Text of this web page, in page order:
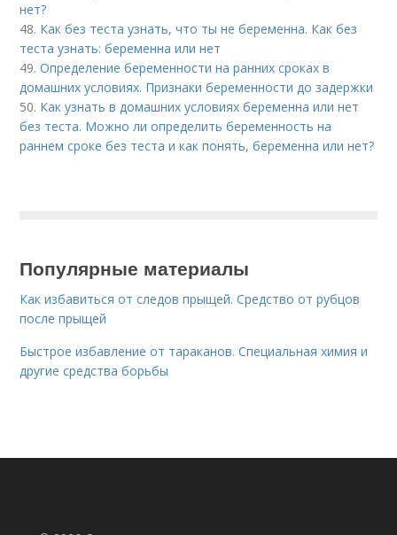
нет?
48. Как без теста узнать, что ты не беременна. Как без
теста узнать: беременна или нет
49.Определение беременности на ранних сроках в
домашних условиях. Признаки беременности до задержки
50. Как узнать в домашних условиях беременна или нет
без теста. Можно ли определить беременность на
раннем сроке без теста и как понять, беременна или нет?
Популярные материалы
Как избавиться от следов прыщей. Средство от рубцов
после прыщей
Быстрое избавление от тараканов. Специальная химия и
другие средства борьбы